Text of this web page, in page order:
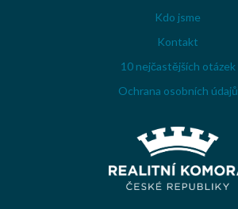
Kdo jsme
Kontakt
10 nejčastějších otázek
Ochrana osobních údajů